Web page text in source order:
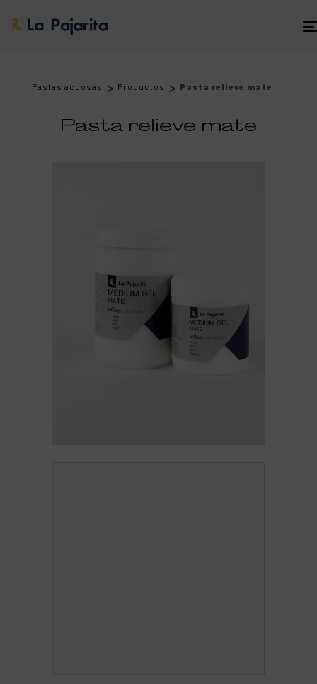
Pastas acuosas > Productos > Pasta relieve mate
Pasta relieve mate